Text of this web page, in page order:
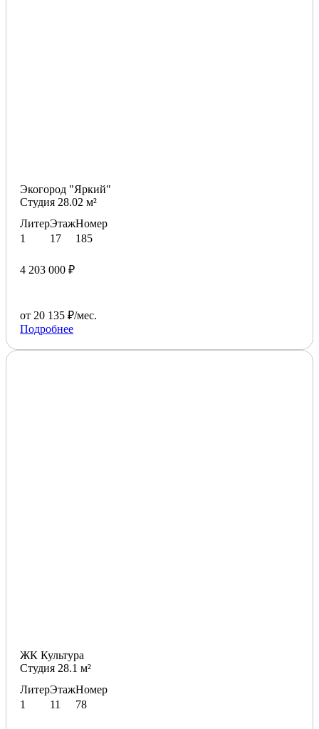
Экогород "Яркий"
Студия 28.02 м²
Литер
1
Этаж
17
Номер
185
4 203 000 ₽
от 20 135 ₽/мес.
Подробнее
ЖК Культура
Студия 28.1 м²
Литер
1
Этаж
11
Номер
78